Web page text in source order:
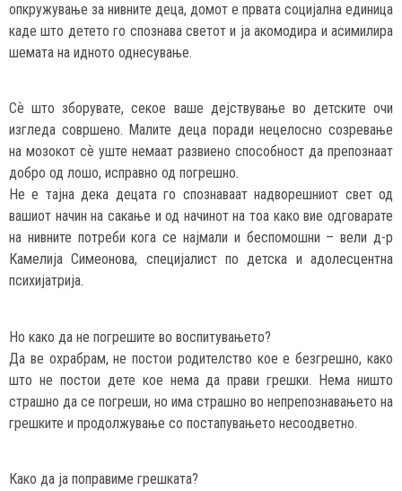
опкружување за нивните деца, домот е првата социјална единица
каде што детето го спознава светот и ја акомодира и асимилира
шемата на идното однесување.
Сѐ што зборувате, секое ваше дејствување во детските очи
изгледа совршено. Малите деца поради нецелосно созревање
на мозокот сѐ уште немаат развиено способност да препознаат
добро од лошо, исправно од погрешно.
Не е тајна дека децата го спознаваат надворешниот свет од
вашиот начин на сакање и од начинот на тоа како вие одговарате
на нивните потреби кога се најмали и беспомошни – вели д-р
Камелија Симеонова, специјалист по детска и адолесцентна
психијатрија.
Но како да не погрешите во воспитувањето?
Да ве охрабрам, не постои родителство кое е безгрешно, како
што не постои дете кое нема да прави грешки. Нема ништо
страшно да се погреши, но има страшно во непрепознавањето на
грешките и продолжување со постапувањето несоодветно.
Како да ја поправиме грешката?